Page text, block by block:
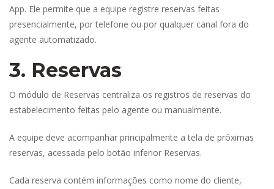
App. Ele permite que a equipe registre reservas feitas
presencialmente, por telefone ou por qualquer canal fora do
agente automatizado.
3. Reserva
O módulo de Reservas centraliza os registros de reservas do
estabelecimento feitas pelo agente ou manualmente.
A equipe deve acompanhar principalmente a tela de próximas
reservas, acessada pelo botão inferior Reservas.
Cada reserva contém informações como nome do cliente,